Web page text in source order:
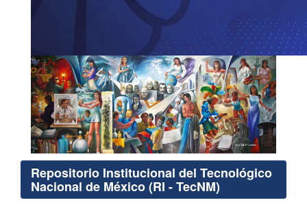
Repositorio Institucional del Tecnológico
Nacional de México (RI - TecNM)